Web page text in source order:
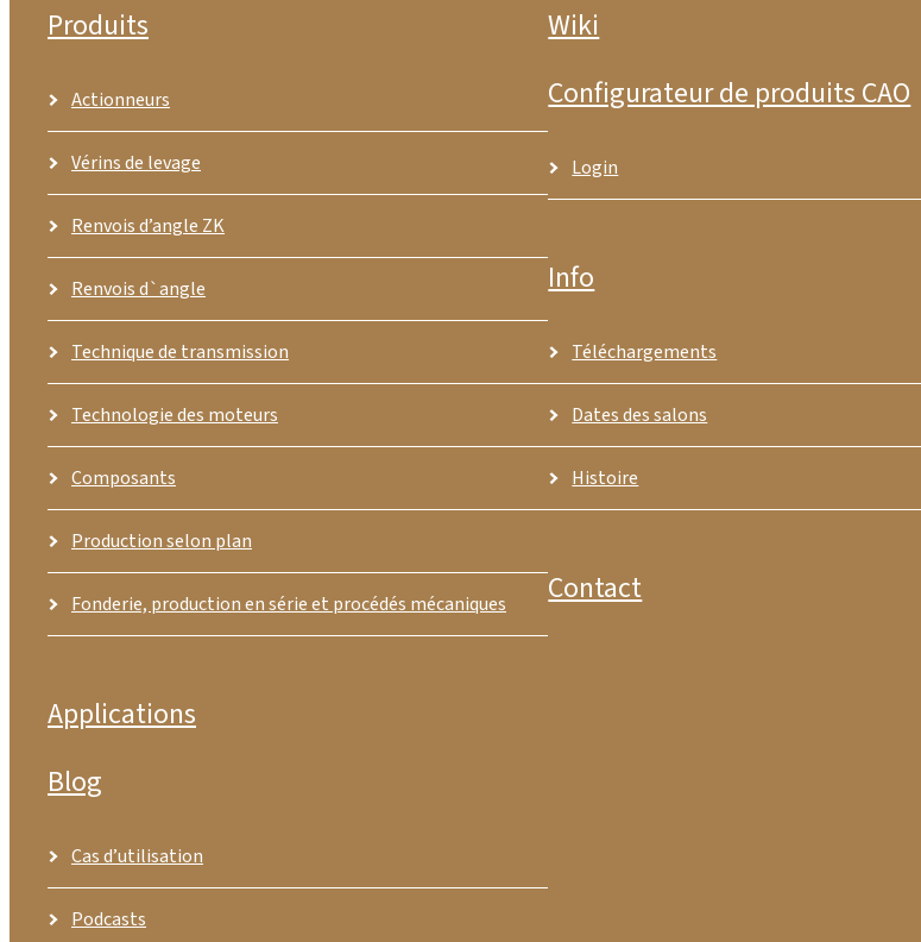
Produits
Actionneurs
Vérins de levage
Renvois d’angle ZK
Renvois d`angle
Technique de transmission
Technologie des moteurs
Composants
Production selon plan
Fonderie, production en série et procédés mécaniques
Applications
Blog
Cas d’utilisation
Podcasts
Wiki
Configurateur de produits CAO
Login
Info
Téléchargements
Dates des salons
Histoire
Contact